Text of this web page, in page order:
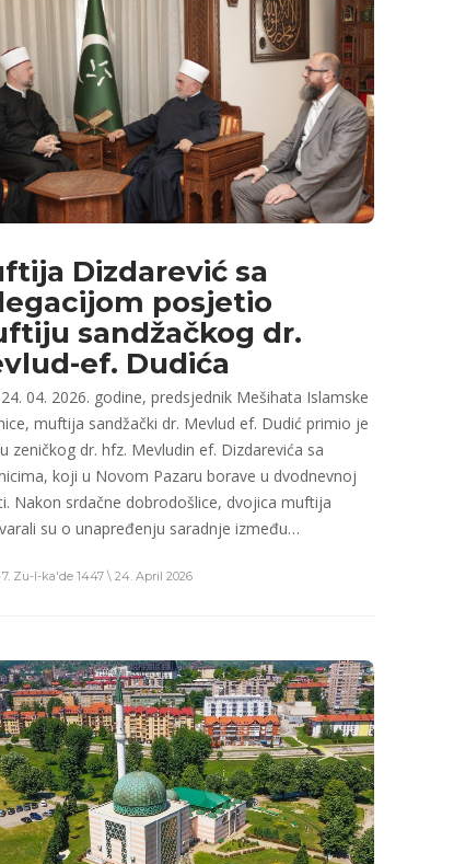
Dizdarević sa
posjetio
sandžačkog dr.
ef. Dudića
04. 2026. godine, predsjednik Mešihata Islamske
muftija sandžački dr. Mevlud ef. Dudić primio je
zeničkog dr. hfz. Mevludin ef. Dizdarevića sa
koji u Novom Pazaru borave u dvodnevnoj
Nakon srdačne dobrodošlice, dvojica muftija
su o unapređenju saradnje između…
Zu-l-ka'de 1447 \ 24. April 2026